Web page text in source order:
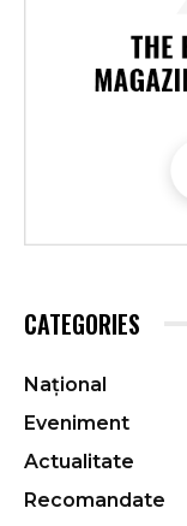
CATEGORIES
Național
Eveniment
Actualitate
Recomandate